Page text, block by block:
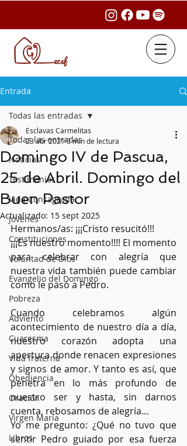
Entrada
Todas las entradas
Noticias
Testimonios
Vida Consagrada
Jóvenes
Constituciones
Voluntad de Dios
Evangelio del Domingo
Pobreza
Adviento
Cuaresma
Vida fraterna
Obediencia
Oración
Virgen María
Libros
Todas las entradas
Domingo IV de Pascua,
25 de Abril. Domingo del
Buen Pastor
Esclavas Carmelitas
23 abr 20213 min de lectura
Actualizado: 15 sept 2025
Hermanos/as: ¡¡¡Cristo resucitó!!!
¡¡¡Es nuestro momento!!!! El momento
para celebrar con alegría que
nuestra vida también puede cambiar
como le pasó a Pedro.
Cuando celebramos algún
acontecimiento de nuestro día a día,
nuestro corazón adopta una
apertura donde renacen expresiones
y signos de amor. Y tanto es así, que
penetra en lo más profundo de
nuestro ser y hasta, sin darnos
cuenta, rebosamos de alegría…
Yo me pregunto: ¿Qué no tuvo que
sentir Pedro guiado por esa fuerza